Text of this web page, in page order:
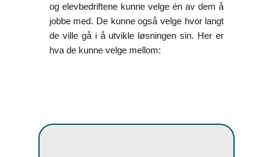
og elevbedriftene kunne velge én av dem å
jobbe med. De kunne også velge hvor langt
de ville gå i å utvikle løsningen sin. Her er
hva de kunne velge mellom: